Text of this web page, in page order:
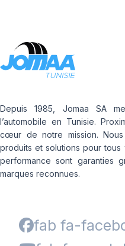
Depuis 1985, Jomaa SA
l’automobile en Tunisie.
cœur de notre mission.
produits et solutions pour tous
performance sont garanties
marques reconnues.
fab fa-